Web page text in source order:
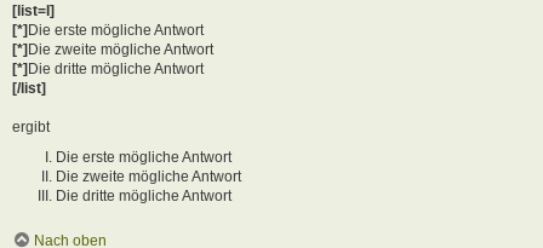
[list=I]
[*]Die erste mögliche Antwort
[*]Die zweite mögliche Antwort
[*]Die dritte mögliche Antwort
[/list]
ergibt
Die erste mögliche Antwort
Die zweite mögliche Antwort
Die dritte mögliche Antwort
Nach oben